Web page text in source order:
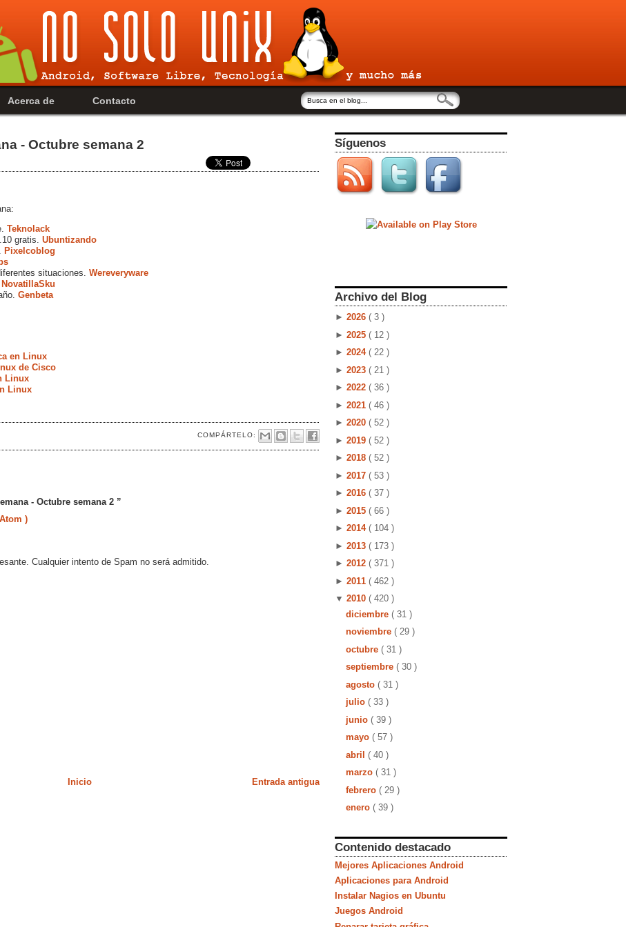
Acerca de Contacto
- Octubre semana 2
Teknolack
gratis. Ubuntizando
Pixelcoblog
situaciones. Wereveryware
NovatillaSku
Genbeta
en Linux
de Cisco
Linux
Linux
COMPÁRTELO:
- Octubre semana 2 ”
)
Cualquier intento de Spam no será admitido.
Entrada antigua
Inicio
Síguenos
Archivo del Blog
► 2026 ( 3 )
► 2025 ( 12 )
► 2024 ( 22 )
► 2023 ( 21 )
► 2022 ( 36 )
► 2021 ( 46 )
► 2020 ( 52 )
► 2019 ( 52 )
► 2018 ( 52 )
► 2017 ( 53 )
► 2016 ( 37 )
► 2015 ( 66 )
► 2014 ( 104 )
► 2013 ( 173 )
► 2012 ( 371 )
► 2011 ( 462 )
▼ 2010 ( 420 )
diciembre ( 31 )
noviembre ( 29 )
octubre ( 31 )
septiembre ( 30 )
agosto ( 31 )
julio ( 33 )
junio ( 39 )
mayo ( 57 )
abril ( 40 )
marzo ( 31 )
febrero ( 29 )
enero ( 39 )
Contenido destacado
Mejores Aplicaciones Android
Aplicaciones para Android
Instalar Nagios en Ubuntu
Juegos Android